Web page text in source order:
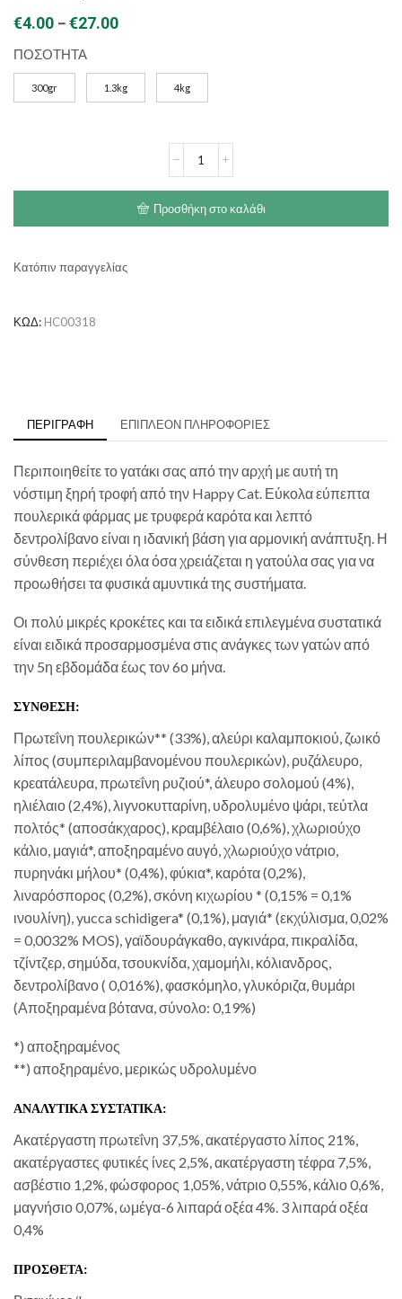
€4.00 –€27.00Price
€4.00
through
ΠΟΣΟΤΗΤΑ
300gr 1.3kg 4kg
Farm
Poultry
Προσθήκη στο καλάθι
Κατόπιν παραγγελίας
ΚΩΔ: HC00318
ΠΕΡΙΓΡΑΦΉ ΕΠΙΠΛΈΟΝ ΠΛΗΡΟΦΟΡΊΕΣ
Περιποιηθείτε το γατάκι σας από την αρχή με αυτή τη
νόστιμη ξηρή τροφή από την Happy Cat. Εύκολα εύπεπτα
πουλερικά φάρμας με τρυφερά καρότα και λεπτό
δεντρολίβανο είναι η ιδανική βάση για αρμονική ανάπτυξη. Η
σύνθεση περιέχει όλα όσα χρειάζεται η γατούλα σας για να
προωθήσει τα φυσικά αμυντικά της συστήματα.
Οι πολύ μικρές κροκέτες και τα ειδικά επιλεγμένα συστατικά
είναι ειδικά προσαρμοσμένα στις ανάγκες των γατών από
την 5η εβδομάδα έως τον 6ο μήνα.
ΣΥΝΘΕΣΗ:
Πρωτεΐνη πουλερικών** (33%), αλεύρι καλαμποκιού, ζωικό
λίπος (συμπεριλαμβανομένου πουλερικών), ρυζάλευρο,
κρεατάλευρα, πρωτεΐνη ρυζιού*, άλευρο σολομού (4%),
ηλιέλαιο (2,4%), λιγνοκυτταρίνη, υδρολυμένο ψάρι, τεύτλα
πολτός* (αποσάκχαρος), κραμβέλαιο (0,6%), χλωριούχο
κάλιο, μαγιά*, αποξηραμένο αυγό, χλωριούχο νάτριο,
πυρηνάκι μήλου* (0,4%), φύκια*, καρότα (0,2%),
λιναρόσπορος (0,2%), σκόνη κιχωρίου * (0,15% = 0,1%
ινουλίνη), yucca schidigera* (0,1%), μαγιά* (εκχύλισμα, 0,02%
= 0,0032% MOS), γαϊδουράγκαθο, αγκινάρα, πικραλίδα,
τζίντζερ, σημύδα, τσουκνίδα, χαμομήλι, κόλιανδρος,
δεντρολίβανο ( 0,016%), φασκόμηλο, γλυκόριζα, θυμάρι
(Αποξηραμένα βότανα, σύνολο: 0,19%)
*) αποξηραμένος
**) αποξηραμένο, μερικώς υδρολυμένο
ΑΝΑΛΥΤΙΚΑ ΣΥΣΤΑΤΙΚΑ:
Ακατέργαστη πρωτεΐνη 37,5%, ακατέργαστο λίπος 21%,
ακατέργαστες φυτικές ίνες 2,5%, ακατέργαστη τέφρα 7,5%,
ασβέστιο 1,2%, φώσφορος 1,05%, νάτριο 0,55%, κάλιο 0,6%,
μαγνήσιο 0,07%, ωμέγα-6 λιπαρά οξέα 4%. 3 λιπαρά οξέα
0,4%
ΠΡΟΣΘΕΤΑ: